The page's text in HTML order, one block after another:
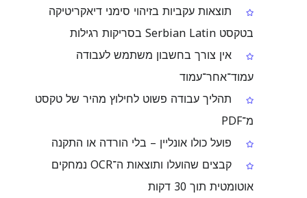
תוצאות עקביות בזיהוי סימני דיאקריטיקה
בטקסט Serbian Latin בסריקות רגילות
אין צורך בחשבון משתמש לעבודה
עמוד־אחר־עמוד
תהליך עבודה פשוט לחילוץ מהיר של טקסט
מ־PDF
פועל כולו אונליין – בלי הורדה או התקנה
קבצים שהועלו ותוצאות ה־OCR נמחקים
אוטומטית תוך 30 דקות